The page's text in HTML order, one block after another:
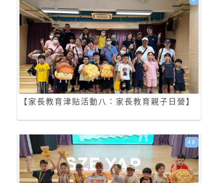
【家長教育津貼活動八：家長教育親子日營】
48